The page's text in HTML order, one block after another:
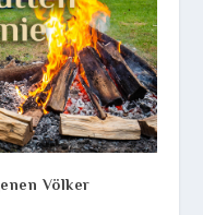
Völker